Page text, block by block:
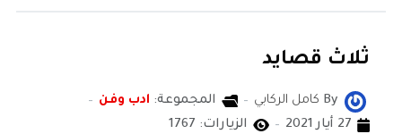
ثلاث قصايد
By كامل الركابي المجموعة: ادب وفن
27 أيار 2021
الزيارات: 1767